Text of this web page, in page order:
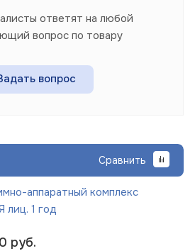
ответят на любой
вопрос по товару
вопрос
Сравнить
аппаратный комплекс
1 год
руб.